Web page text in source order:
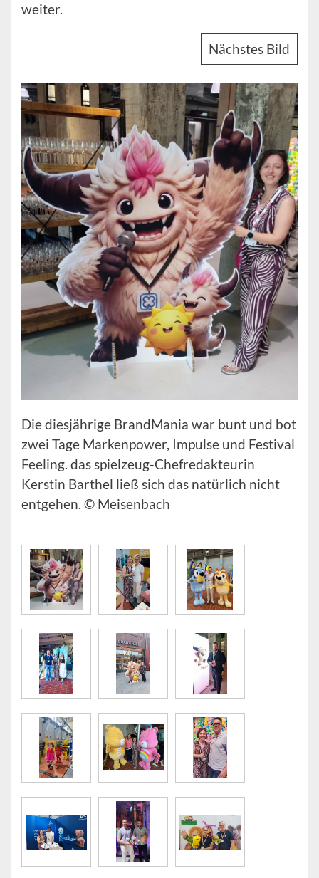
weiter.
Nächstes Bild
Die diesjährige BrandMania war bunt und bot
zwei Tage Markenpower, Impulse und Festival
Feeling. das spielzeug-Chefredakteurin
Kerstin Barthel ließ sich das natürlich nicht
entgehen. © Meisenbach